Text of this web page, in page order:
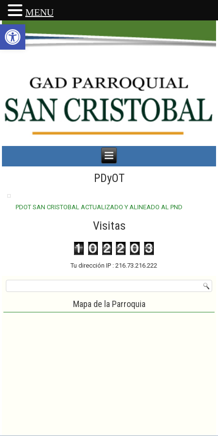
Abrir barra de herramientas
PDyOT
PDOT SAN CRISTOBAL ACTUALIZADO Y ALINEADO AL PND
Visitas
Tu dirección IP : 216.73.216.222
Mapa de la Parroquia
MENU